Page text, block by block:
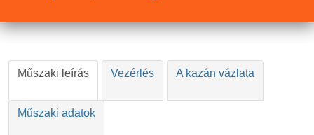
Műszaki leírás Vezérlés A kazán vázlata
Műszaki adatok